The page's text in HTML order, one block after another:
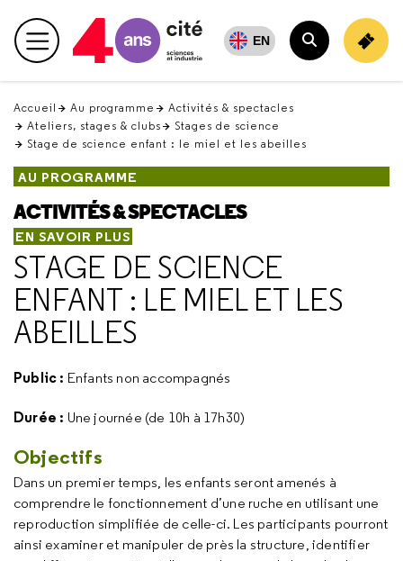
en
haut Menu principal EN
Rechercher
Accueil Au programme
Activités & spectacles
Ateliers, stages & clubs
Stages de science
Stage de science enfant : le miel et les abeilles
AU PROGRAMME
ACTIVITÉS & SPECTACLES
EN SAVOIR PLUS
STAGE DE SCIENCE
ENFANT : LE MIEL ET LES
ABEILLES
Public : Enfants non accompagnés
Durée : Une journée (de 10h à 17h30)
Objectifs
Dans un premier temps, les enfants seront amenés à
comprendre le fonctionnement d’une ruche en utilisant une
reproduction simplifiée de celle-ci. Les participants pourront
ainsi examiner et manipuler de près la structure, identifier